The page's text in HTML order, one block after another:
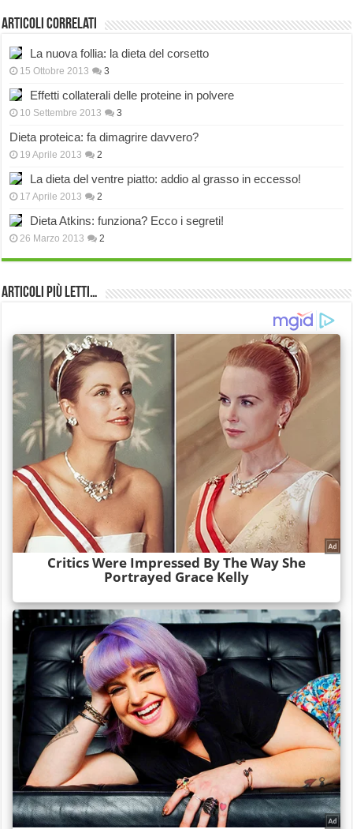
Articoli correlati
La nuova follia: la dieta del corsetto
15 Ottobre 2013 3
Effetti collaterali delle proteine in polvere
10 Settembre 2013 3
Dieta proteica: fa dimagrire davvero?
19 Aprile 2013 2
La dieta del ventre piatto: addio al grasso in eccesso!
17 Aprile 2013 2
Dieta Atkins: funziona? Ecco i segreti!
26 Marzo 2013 2
Articoli più Letti…